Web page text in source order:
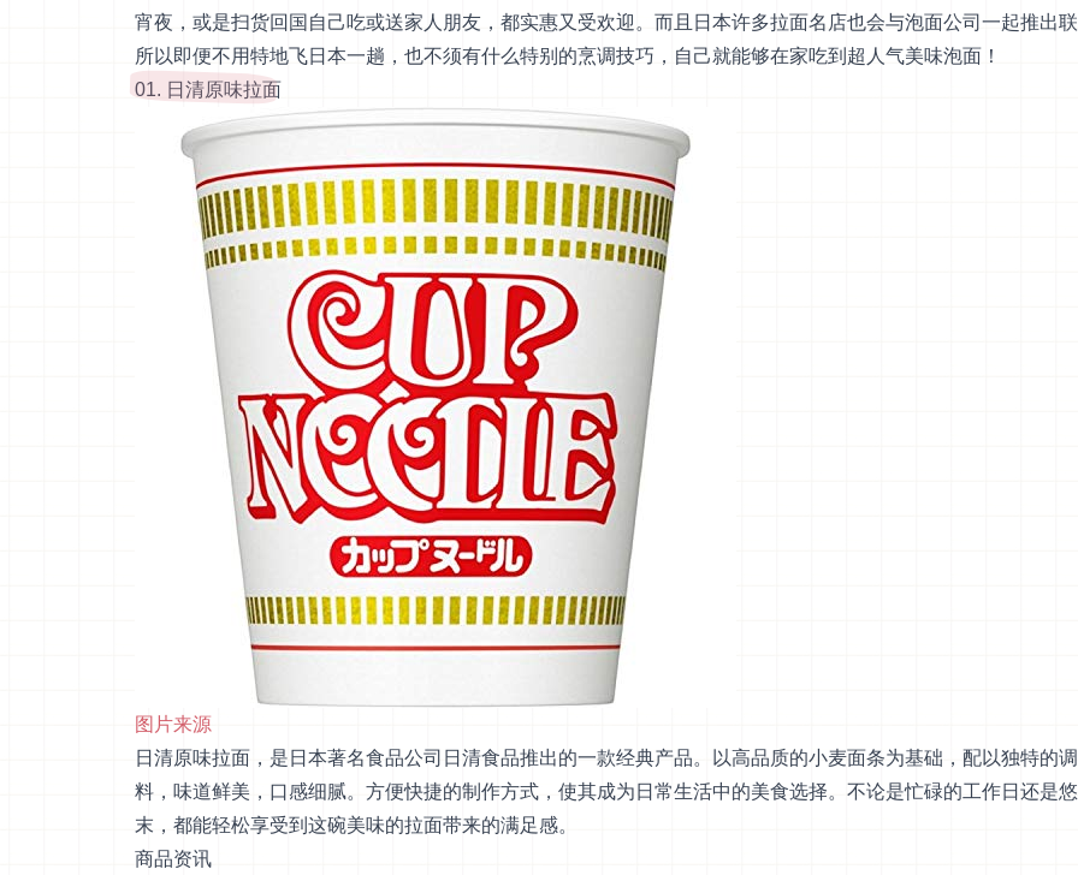
宵夜，或是扫货回国自己吃或送家人朋友，都实惠又受欢迎。而且日本许多拉面名店也会与泡面公司一起推出
所以即便不用特地飞日本一趟，也不须有什么特别的烹调技巧，自己就能够在家吃到超人气美味泡面！
01. 日清原味拉面
图片来源
日清原味拉面，是日本著名食品公司日清食品推出的一款经典产品。以高品质的小麦面条为基础，配以独特的
料，味道鲜美，口感细腻。方便快捷的制作方式，使其成为日常生活中的美食选择。不论是忙碌的工作日还是
末，都能轻松享受到这碗美味的拉面带来的满足感。
商品资讯